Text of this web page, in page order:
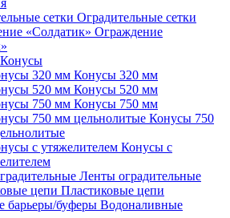
Оградительные сетки
Ограждение
Конусы
Конусы 320 мм
Конусы 520 мм
Конусы 750 мм
Конусы 750
Конусы с
Ленты оградительные
Пластиковые цепи
Водоналивные